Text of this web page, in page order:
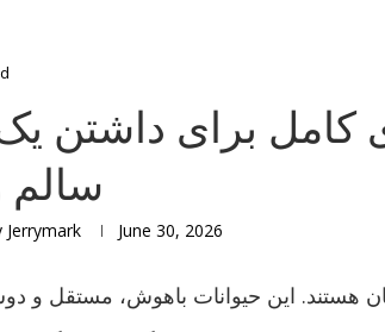
کامل برای داشتن
سالم
Jerrymark June 30, 2026
هستند. این حیوانات باهوش، مستقل و